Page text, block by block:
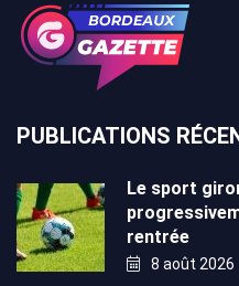
PUBLICATIONS
Le sport
rentrée
8 août 2026